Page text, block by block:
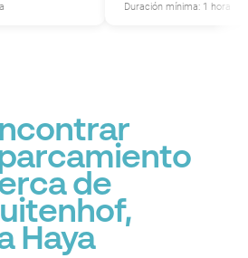
Duración mínima: 1 hora
de
Haya